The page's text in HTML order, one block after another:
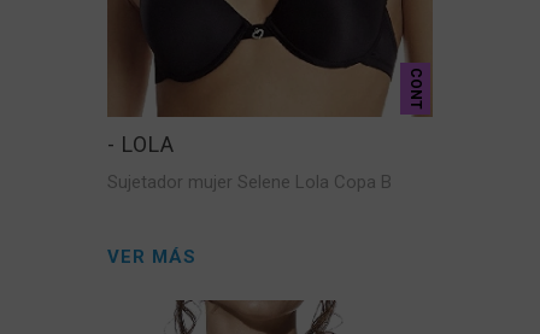
CONT
- LOLA
Sujetador mujer Selene Lola Copa B
VER MÁS